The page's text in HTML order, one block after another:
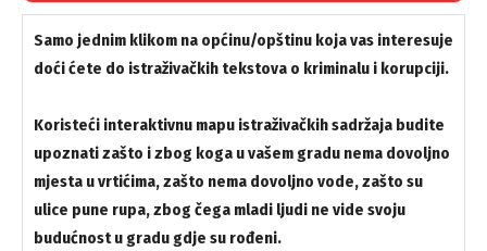
Samo jednim klikom na općinu/opštinu koja vas interesuje
doći ćete do istraživačkih tekstova o kriminalu i korupciji.
Koristeći interaktivnu mapu istraživačkih sadržaja budite
upoznati zašto i zbog koga u vašem gradu nema dovoljno
mjesta u vrtićima, zašto nema dovoljno vode, zašto su
ulice pune rupa, zbog čega mladi ljudi ne vide svoju
budućnost u gradu gdje su rođeni.